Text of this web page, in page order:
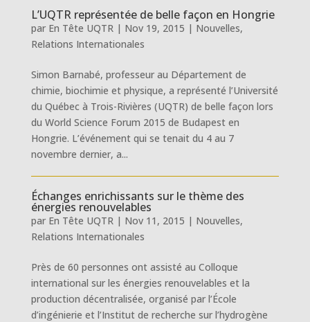
L’UQTR représentée de belle façon en Hongrie
par En Tête UQTR| Nov 19, 2015 | Nouvelles,
Relations Internationales
Simon Barnabé, professeur au Département de
chimie, biochimie et physique, a représenté l’Université
du Québec à Trois-Rivières (UQTR) de belle façon lors
du World Science Forum 2015 de Budapest en
Hongrie. L’événement qui se tenait du 4 au 7
novembre dernier, a...
Échanges enrichissants sur le thème des
énergies renouvelables
par En Tête UQTR| Nov 11, 2015 | Nouvelles,
Relations Internationales
Près de 60 personnes ont assisté au Colloque
international sur les énergies renouvelables et la
production décentralisée, organisé par l’École
d’ingénierie et l’Institut de recherche sur l’hydrogène